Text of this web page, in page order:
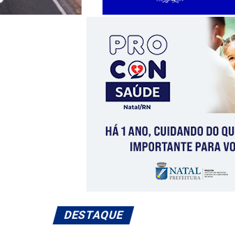
DESTAQUE